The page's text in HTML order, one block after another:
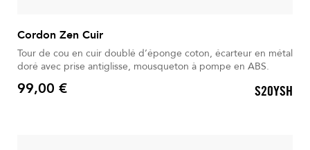
Cordon Zen Cuir
Tour de cou en cuir doublé d’éponge coton, écarteur en métal
doré avec prise antiglisse, mousqueton à pompe en ABS.
Prix
99,00 € S20YSH